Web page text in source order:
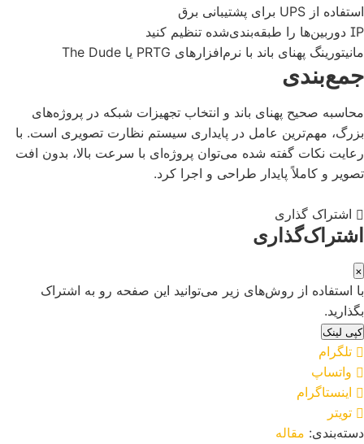
استفاده از UPS برای پشتیبانی برق
IP دوربین‌ها را طبقه‌بندی‌شده تنظیم کنید
مانیتورینگ پهنای باند با نرم‌افزارهای PRTG یا The Dude
جمع‌بندی
محاسبه صحیح پهنای باند و انتخاب تجهیزات شبکه در پروژه‌های
بزرگ، مهم‌ترین عامل در پایداری سیستم نظارت تصویری است. با
رعایت نکات گفته شده می‌توان پروژه‌ای با سرعت بالا، بدون افت
تصویر و کاملاً پایدار طراحی و اجرا کرد.
اشتراک گذاری
اشتراک‌گذاری
×
با استفاده از روش‌های زیر می‌توانید این صفحه رو به اشتراک
بگذارید.
کپی لینک
تلگرام
واتساپ
اینستاگرام
تویتر
دسته‌بندی: مقاله